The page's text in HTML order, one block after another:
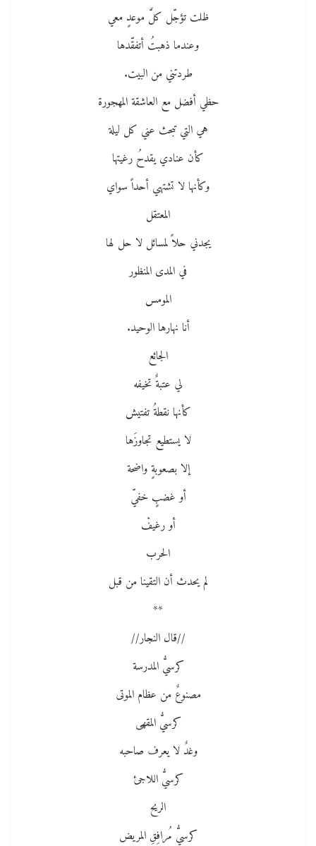
ظلت تؤجّل كلَّ موعدٍ معي
وعندما ذهبتُ أتفقّدها
طردتني من البيت.
حظي أفضل مع العاشقة المهجورة
هي التي تبحث عني كل ليلة
كأن عنادي يقدحُ رغيتها
وكأنها لا تشتهي أحداً سواي
المعتقل
يجدني حلاً لمسائل لا حل لها
في المدى المنظور
المومس
أنا نهارها الوحيد.
الجائع
لي عتبةٌ تخيفه
كأنها نقطةُ تفتيش
لا يستطيع تجاوزَها
إلا بصعوبةٍ واضحة
أو غضبٍ خفيّ
أو رغيفْ
الحرب
لم يحدث أن التقينا من قبل
**
//قال النجار//
كرسيُّ المدرسة
مصنوعٌ من عظام الموتى
كرسيُّ المقهى
وغدٌ لا يعرف صاحبه
كرسيُّ اللاجئ
الريح
كرسيُّ مُرافِقِ المريض